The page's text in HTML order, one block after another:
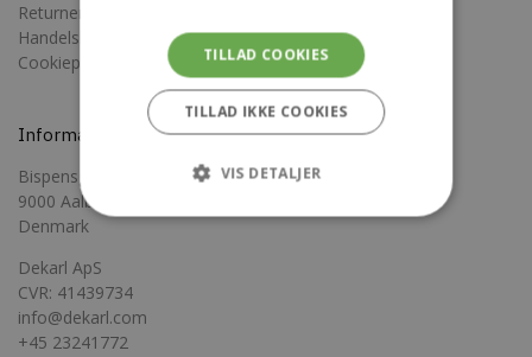
Returnering
Handelsbetingelser
Cookiepolitik
Information
Bispensgade 23
9000 Aalborg
Denmark
Dekarl ApS
CVR: 41439734
info@dekarl.com
+45 23241772
TILLAD COOKIES
TILLAD IKKE COOKIES
VIS DETALJER
Strengt nødvendige cookies tillader